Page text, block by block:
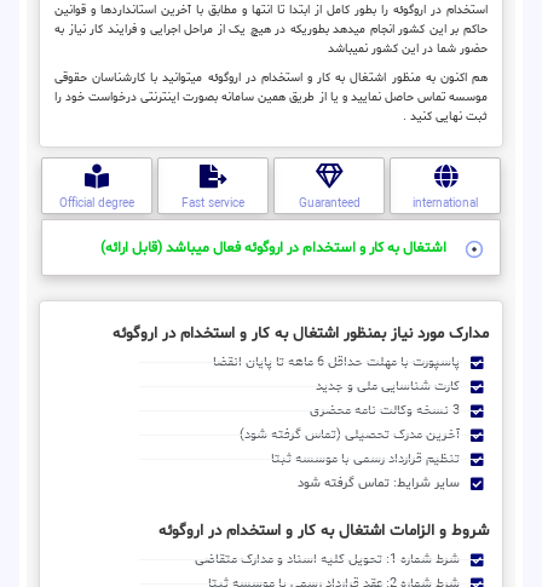
استخدام در اروگوئه را بطور کامل از ابتدا تا انتها و مطابق با آخرین استانداردها و قوانین
حاکم بر این کشور انجام میدهد بطوریکه در هیچ یک از مراحل اجرایی و فرایند کار نیاز به
حضور شما در این کشور نمیباشد
هم اکنون به منظور اشتغال به کار و استخدام در اروگوئه میتوانید با کارشناسان حقوقی
موسسه تماس حاصل نمایید و یا از طریق همین سامانه بصورت اینترنتی درخواست خود را
ثبت نهایی کنید .
international
Guaranteed
Fast service
Official degree
اشتغال به کار و استخدام در اروگوئه فعال میباشد (قابل ارائه)
مدارک مورد نیاز بمنظور اشتغال به کار و استخدام در اروگوئه
پاسپورت با مهلت حداقل 6 ماهه تا پایان انقضا
کارت شناسایی ملی و جدید
3 نسخه وکالت نامه محضری
آخرین مدرک تحصیلی (تماس گرفته شود)
تنظیم قرارداد رسمی با موسسه ثبتا
سایر شرایط: تماس گرفته شود
شروط و الزامات اشتغال به کار و استخدام در اروگوئه
شرط شماره 1: تحویل کلیه اسناد و مدارک متقاضی